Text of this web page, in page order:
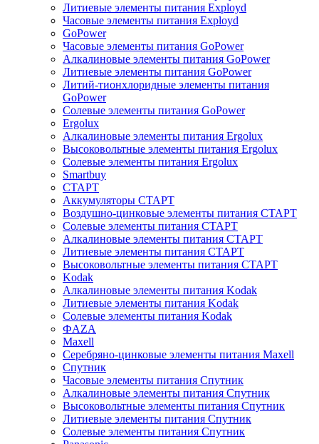
Литиевые элементы питания Exployd
Часовые элементы питания Exployd
GoPower
Часовые элементы питания GoPower
Алкалиновые элементы питания GoPower
Литиевые элементы питания GoPower
Литий-тионхлоридные элементы питания
GoPower
Солевые элементы питания GoPower
Ergolux
Алкалиновые элементы питания Ergolux
Высоковольтные элементы питания Ergolux
Солевые элементы питания Ergolux
Smartbuy
СТАРТ
Аккумуляторы СТАРТ
Воздушно-цинковые элементы питания СТАРТ
Солевые элементы питания СТАРТ
Алкалиновые элементы питания СТАРТ
Литиевые элементы питания СТАРТ
Высоковольтные элементы питания СТАРТ
Kodak
Алкалиновые элементы питания Kodak
Литиевые элементы питания Kodak
Солевые элементы питания Kodak
ФAZA
Maxell
Серебряно-цинковые элементы питания Maxell
Спутник
Часовые элементы питания Спутник
Алкалиновые элементы питания Спутник
Высоковольтные элементы питания Спутник
Литиевые элементы питания Спутник
Солевые элементы питания Спутник